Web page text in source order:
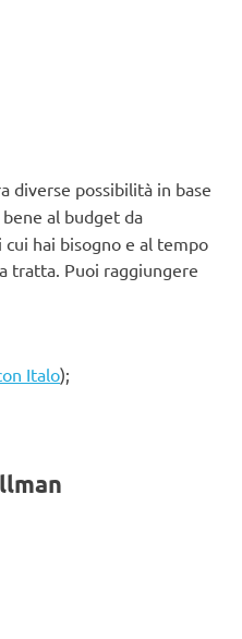
diverse possibilità in base
bene al budget da
hai bisogno e al tempo
tratta. Puoi raggiungere
Italo);